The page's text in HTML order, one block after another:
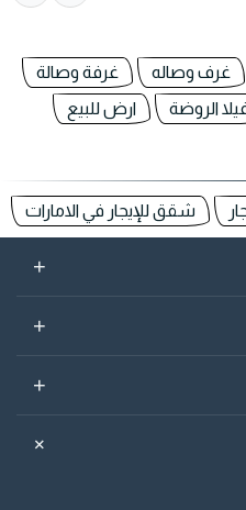
غرف وصاله
غرفة وصالة
الروضة
ارض للبيع
شقق للإيجار في الامارات
+
+
+
+